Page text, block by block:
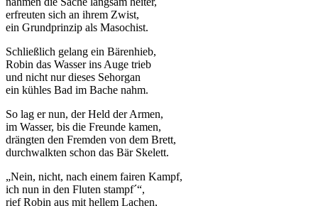
erfreuten sich an ihrem Zwist,
ein Grundprinzip als Masochist.
Schließlich gelang ein Bärenhieb,
Robin das Wasser ins Auge trieb
und nicht nur dieses Sehorgan
ein kühles Bad im Bache nahm.
So lag er nun, der Held der Armen,
im Wasser, bis die Freunde kamen,
drängten den Fremden von dem Brett,
durchwalkten schon das Bär Skelett.
„Nein, nicht, nach einem fairen Kampf,
ich nun in den Fluten stampf´“,
rief Robin aus mit hellem Lachen,